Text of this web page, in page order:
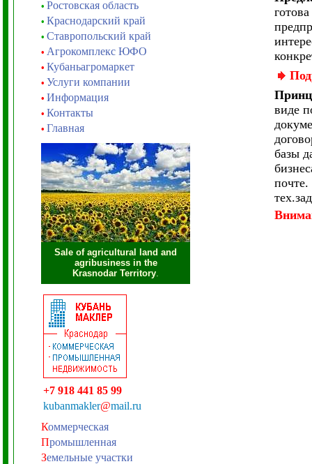
• Ростовская область
• Краснодарский край
• Ставропольский край
• Агрокомплекс ЮФО
• Кубаньагромаркет
• Услуги компании
• Информация
• Контакты
• Главная
Sale of agricultural land and
agribusiness in the
Krasnodar Territory.
+7 918 441 85 99
kubanmakler@mail.ru
Коммерческая
Промышленная
Земельные участки
виде
базы
почте.